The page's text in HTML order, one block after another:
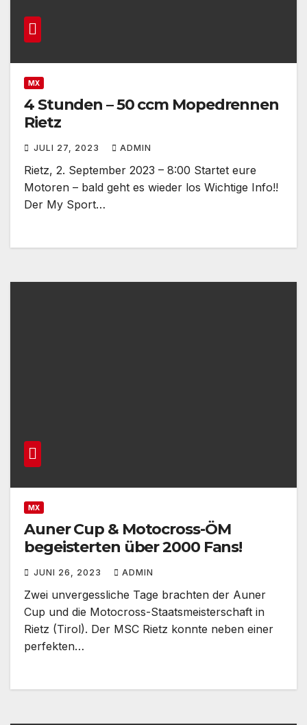
MX
4 Stunden – 50 ccm Mopedrennen
Rietz
JULI 27, 2023 ADMIN
Rietz, 2. September 2023 – 8:00 Startet eure
Motoren – bald geht es wieder los Wichtige Info!!
Der My Sport…
MX
Auner Cup & Motocross-ÖM
begeisterten über 2000 Fans!
JUNI 26, 2023 ADMIN
Zwei unvergessliche Tage brachten der Auner
Cup und die Motocross-Staatsmeisterschaft in
Rietz (Tirol). Der MSC Rietz konnte neben einer
perfekten…